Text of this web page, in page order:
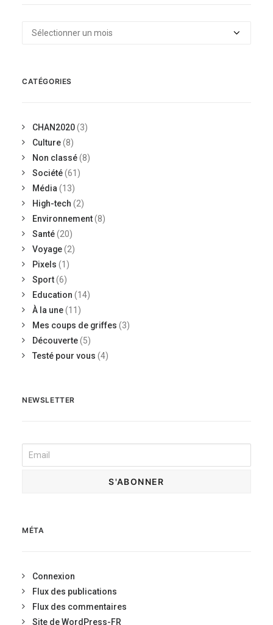
Archives
CATÉGORIES
CHAN2020(3)
Culture(8)
Non classé(8)
Société(61)
Média (13)
High-tech (2)
Environnement(8)
Santé(20)
Voyage(2)
Pixels (1)
Sport(6)
Education (14)
À la une(11)
Mes coups de griffes (3)
Découverte(5)
Testé pour vous (4)
NEWSLETTER
MÉTA
Connexion
Flux des publications
Flux des commentaires
Site de WordPress-FR